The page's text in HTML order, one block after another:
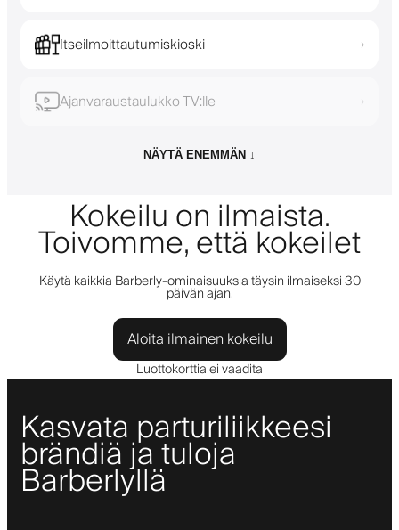
Itseilmoittautumiskioski ›
Ajanvaraustaulukko TV:lle ›
NÄYTÄ ENEMMÄN ↓
Kokeilu on ilmaista.
Toivomme, että kokeilet
Käytä kaikkia Barberly-ominaisuuksia täysin ilmaiseksi 30
päivän ajan.
Aloita ilmainen kokeilu
Luottokorttia ei vaadita
Kasvata parturiliikkeesi
brändiä ja tuloja
Barberlyllä